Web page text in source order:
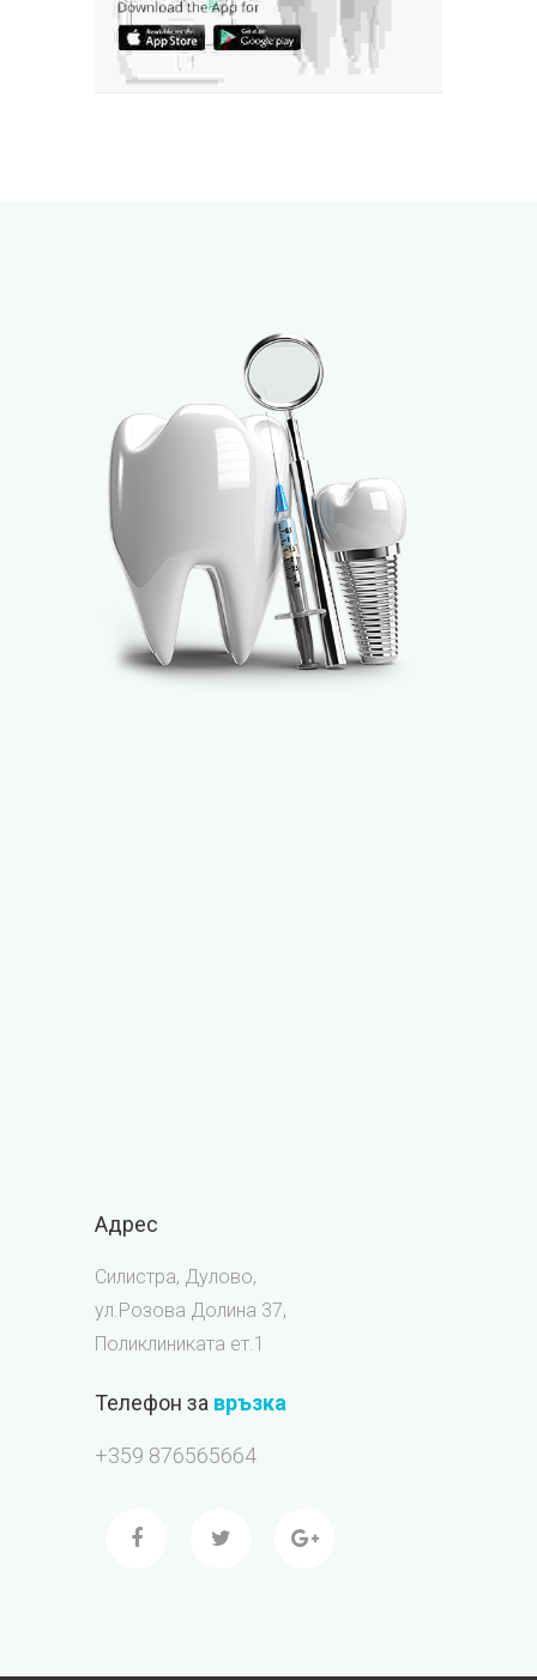
Адрес
Силистра, Дулово,
ул.Розова Долина 37,
Поликлиниката ет.1
Телефон за връзка
+359 876565664